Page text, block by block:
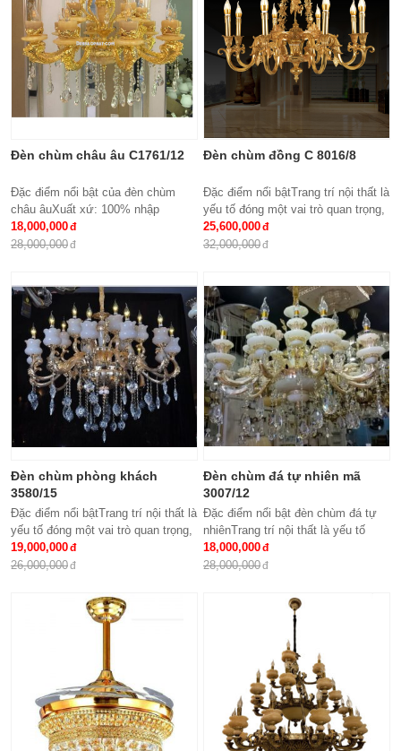
Ứng dụng: Hiệu Quả Cho Phòng
Khách, chung cư, nhà riêng, văn
phòng …
Đèn chùm châu âu C1761/12
Đặc điểm nổi bật của đèn chùm
châu âuXuất xứ: 100% nhập
khẩuKích thước: Phi 950 x
H500Loại bóng sử dụng: Nến E14
18,000,000
28,000,000
Đèn chùm đồng C 8016/8
Đặc điểm nổi bậtTrang trí nội thất là
yếu tố đóng một vai trò quan trọng,
đem lại những giá trị thực sự cho
cả căn hộ của gia...
25,600,000
32,000,000
Đèn chùm phòng khách
3580/15
Đặc điểm nổi bậtTrang trí nội thất là
yếu tố đóng một vai trò quan trọng,
đem lại những giá trị thực sự cho
cả căn hộ của gia...
19,000,000
26,000,000
Đèn chùm đá tự nhiên mã
3007/12
Đặc điểm nổi bật đèn chùm đá tự
nhiênTrang trí nội thất là yếu tố
đóng một vai trò quan trọng, đem lại
những giá trị thực sự cho cả...
18,000,000
28,000,000